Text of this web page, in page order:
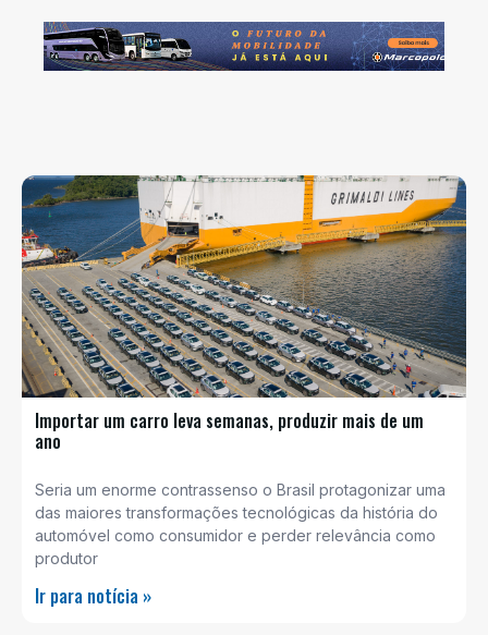
Importar um carro leva semanas, produzir mais de um
ano
Seria um enorme contrassenso o Brasil protagonizar uma
das maiores transformações tecnológicas da história do
automóvel como consumidor e perder relevância como
produtor
Ir para notícia »